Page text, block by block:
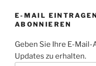
E-MAIL
ABONNIEREN
Geben Sie Ihre E-
Updates zu erhalten.